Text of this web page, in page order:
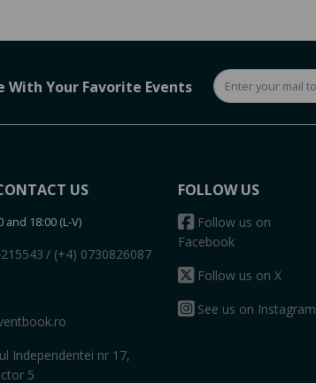
With Your Favorite Events
US
18:00 (L-V)
/ (+4) 0730826087
Independentei nr 17,
5
FOLLOW US
Follow us on
Facebook
Follow us on X
See us on Instagram